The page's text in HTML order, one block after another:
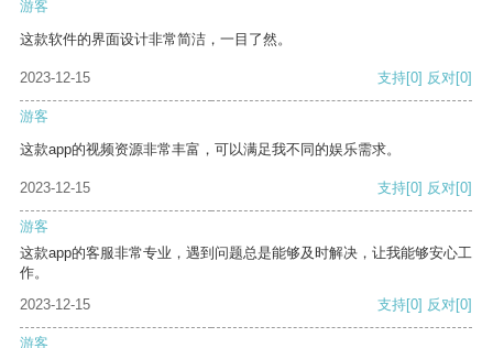
游客
这款软件的界面设计非常简洁，一目了然。
2023-12-15 支持[0] 反对[0]
游客
这款app的视频资源非常丰富，可以满足我不同的娱乐需求。
2023-12-15 支持[0] 反对[0]
游客
这款app的客服非常专业，遇到问题总是能够及时解决，让我能够安心工
作。
2023-12-15
支持[0] 反对[0]
游客